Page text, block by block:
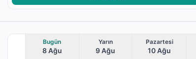
Bugün
8 Ağu
Yarın
9 Ağu
Pazartesi
10 Ağu